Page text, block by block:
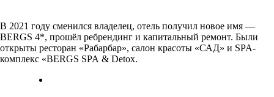
В 2021 году сменился владелец, отель получил новое имя —
BERGS 4*, прошёл ребрендинг и капитальный ремонт. Были
открыты ресторан «Рабарбар», салон красоты «САД» и SPA-
комплекс «BERGS SPA & Detox.